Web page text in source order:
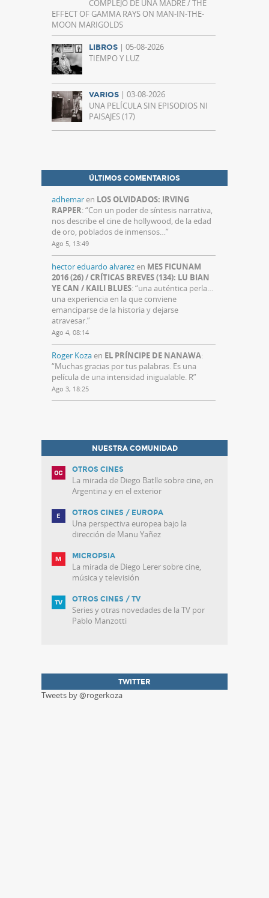
COMPLEJO DE UNA MADRE / THE
EFFECT OF GAMMA RAYS ON MAN-IN-THE-
MOON MARIGOLDS
LIBROS | 05-08-2026
TIEMPO Y LUZ
VARIOS | 03-08-2026
UNA PELÍCULA SIN EPISODIOS NI
PAISAJES (17)
ÚLTIMOS COMENTARIOS
adhemaren LOS OLVIDADOS: IRVING
RAPPER: “Con un poder de síntesis narrativa,
nos describe el cine de hollywood, de la edad
de oro, poblados de inmensos…”
Ago 5, 13:49
hector eduardo alvarezen MES FICUNAM
2016 (26) / CRÍTICAS BREVES (134): LU BIAN
YE CAN / KAILI BLUES: “una auténtica perla…
una experiencia en la que conviene
emanciparse de la historia y dejarse
atravesar.”
Ago 4, 08:14
Roger Kozaen EL PRÍNCIPE DE NANAWA:
“Muchas gracias por tus palabras. Es una
película de una intensidad inigualable. R”
Ago 3, 18:25
NUESTRA COMUNIDAD
OTROS CINES
La mirada de Diego Batlle sobre cine, en
Argentina y en el exterior
OTROS CINES / EUROPA
Una perspectiva europea bajo la
dirección de Manu Yañez
MICROPSIA
La mirada de Diego Lerer sobre cine,
música y televisión
OTROS CINES / TV
Series y otras novedades de la TV por
Pablo Manzotti
TWITTER
Tweets by @rogerkoza